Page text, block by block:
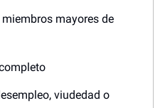
mayores de
viudedad o